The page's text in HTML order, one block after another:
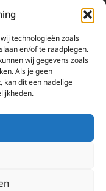
technologieën zoals
en/of te raadplegen.
wij gegevens zoals
Als je geen
kan dit een nadelige
uw donaties.
inkomsten of